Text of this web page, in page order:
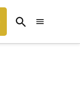
Open
Search